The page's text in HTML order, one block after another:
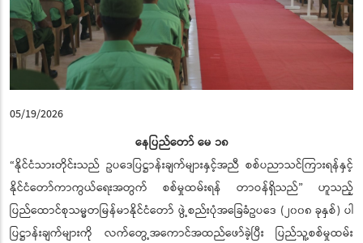
05/19/2026
နေပြည်တော် မေ ၁၈
“နိုင်ငံသားတိုင်းသည် ဥပဒေပြဋ္ဌာန်းချက်များနှင့်အညီ စစ်ပညာသင်ကြားရန်နှင့်
နိုင်ငံတော်ကာကွယ်ရေးအတွက် စစ်မှုထမ်းရန် တာဝန်ရှိသည်” ဟူသည့်
ပြည်ထောင်စုသမ္မတမြန်မာနိုင်ငံတော် ဖွဲ့စည်းပုံအခြေခံဥပဒေ (၂၀၀၈ ခုနှစ်) ပါ
ပြဋ္ဌာန်းချက်များကို လက်တွေ့အကောင်အထည်ဖော်ခဲ့ပြီး ပြည်သူ့စစ်မှုထမ်း